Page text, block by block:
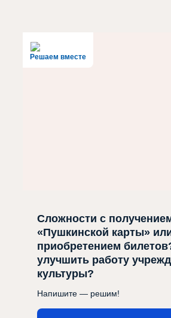
Решаем вместе
Сложности с
«Пушкинской карты»
приобретением
улучшить работу
культуры?
Напишите — решим!